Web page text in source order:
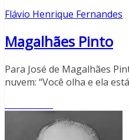
Flávio Henrique Fernandes
Magalhães Pinto
Para José de Magalhães
nuvem: “Você olha e ela